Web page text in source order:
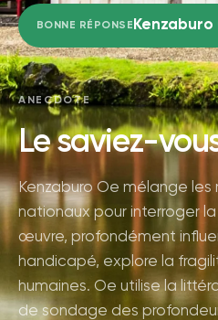
BONNE RÉPONSE Kenzaburo
ANECDOTE
Le saviez-
Kenzaburo Oe mélange
nationaux pour interroger
œuvre, profondément
handicapé, explore la
humaines. Oe utilise la
de sondage des